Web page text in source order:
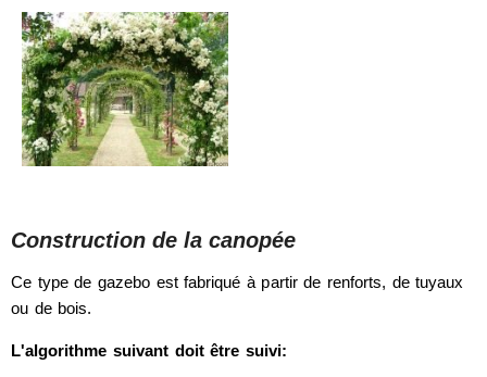
Construction de la canopée
Ce type de gazebo est fabriqué à partir de renforts, de tuyaux
ou de bois.
L'algorithme suivant doit être suivi: